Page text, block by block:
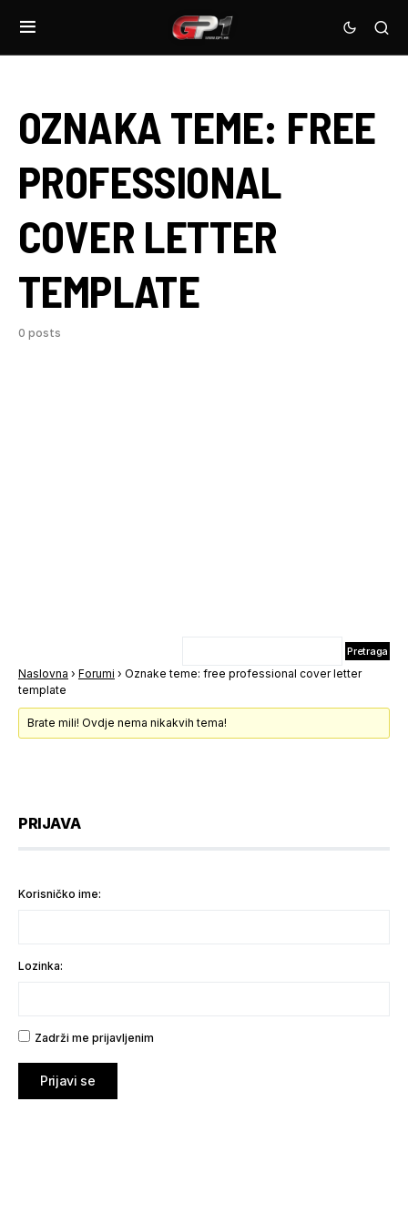
OZNAKA TEME: FREE
PROFESSIONAL
COVER LETTER
TEMPLATE
0 posts
Naslovna › Forumi › Oznake teme: free professional cover letter
template
Brate mili! Ovdje nema nikakvih tema!
PRIJAVA
Korisničko ime:
Lozinka:
Zadrži me prijavljenim
Prijavi se